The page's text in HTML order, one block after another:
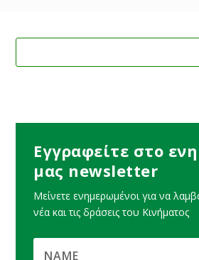
Εγγραφείτε στο
μας newsletter
Μείνετε ενημερωμένοι για να
νέα και τις δράσεις του Κινήματος